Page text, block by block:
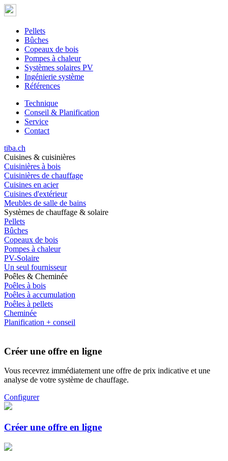
Pellets
Bûches
Copeaux de bois
Pompes à chaleur
Systèmes solaires PV
Ingénierie système
Références
Technique
Conseil & Planification
Service
Contact
tiba.ch
Cuisines & cuisinières
Cuisinières à bois
Cuisinières de chauffage
Cuisines en acier
Cuisines d'extérieur
Meubles de salle de bains
Systèmes de chauffage & solaire
Pellets
Bûches
Copeaux de bois
Pompes à chaleur
PV-Solaire
Un seul fournisseur
Poêles & Cheminée
Poêles à bois
Poêles à accumulation
Poêles à pellets
Cheminée
Planification + conseil
Créer une offre en ligne
Vous recevrez immédiatement une offre de prix indicative et une
analyse de votre système de chauffage.
Configurer
Créer une offre en ligne